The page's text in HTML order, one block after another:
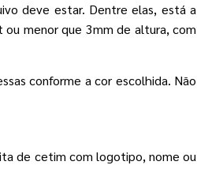
deve estar. Dentre elas, está a
menor que 3mm de altura, com
conforme a cor escolhida. Não
de cetim com logotipo, nome ou